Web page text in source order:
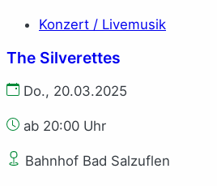
Konzert / Livemusik
The Silverettes
Do., 20.03.2025
ab 20:00 Uhr
Bahnhof Bad Salzuflen